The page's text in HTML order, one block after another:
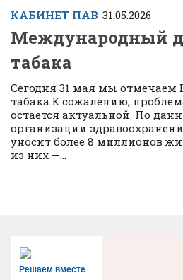
КАБИНЕТ ПАВ 31.05.2026
Международный
табака
Сегодня 31 мая мы отмечаем
табака.К сожалению,
остается актуальной. По
организации
уносит более 8 миллионов
из них —...
Решаем вместе